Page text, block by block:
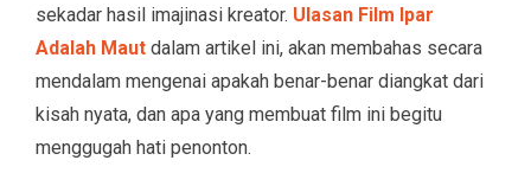
sekadar hasil imajinasi kreator. Ulasan Film Ipar
Adalah Maut dalam artikel ini, akan membahas secara
mendalam mengenai apakah benar-benar diangkat dari
kisah nyata, dan apa yang membuat film ini begitu
menggugah hati penonton.